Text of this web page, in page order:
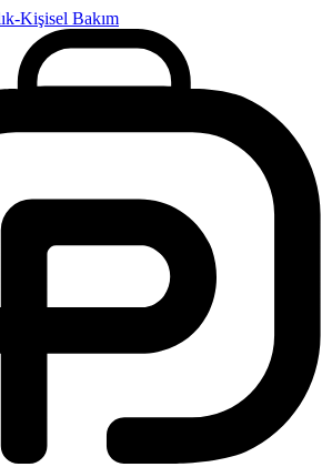
Kişisel Bakım